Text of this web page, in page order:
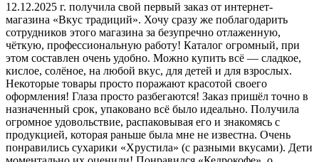
12.12.2025 г. получила свой первый заказ от интернет-
магазина «Вкус традиций». Хочу сразу же поблагодарить
сотрудников этого магазина за безупречно отлаженную,
чёткую, профессиональную работу! Каталог огромный, при
этом составлен очень удобно. Можно купить всё — сладкое,
кислое, солёное, на любой вкус, для детей и для взрослых.
Некоторые товары просто поражают красотой своего
оформления! Глаза просто разбегаются! Заказ пришёл точно в
назначенный срок, упаковано всё было идеально. Получила
огромное удовольствие, распаковывая его и знакомясь с
продукцией, которая раньше была мне не известна. Очень
понравились сухарики «Хрустила» (с разными вкусами). Дети